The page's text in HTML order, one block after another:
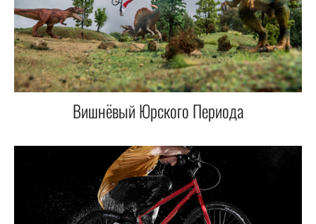
Вишнёвый Юрского Периода